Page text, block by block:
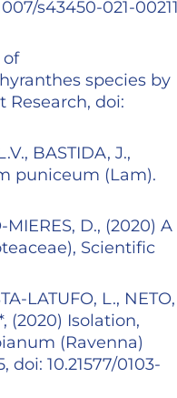
s43450-021-
of
species by
doi:
BASTIDA, J.,
puniceum (Lam).
MIERES, D., (2020) A
Scientific
LATUFO, L., NETO,
(2020) Isolation,
(Ravenna)
10.21577/0103-